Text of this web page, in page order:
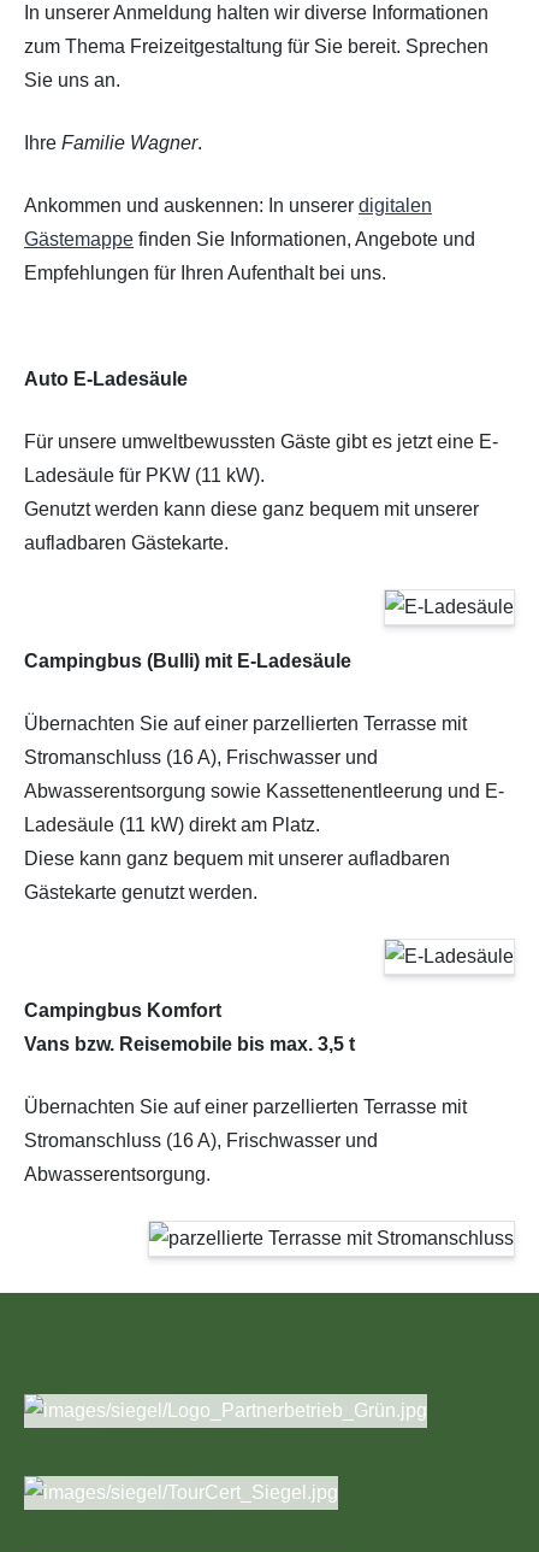
In unserer Anmeldung halten wir diverse Informationen
zum Thema Freizeitgestaltung für Sie bereit. Sprechen
Sie uns an.
Ihre Familie Wagner.
Ankommen und auskennen: In unserer digitalen
Gästemappe finden Sie Informationen, Angebote und
Empfehlungen für Ihren Aufenthalt bei uns.
Auto E-Ladesäule
Für unsere umweltbewussten Gäste gibt es jetzt eine E-
Ladesäule für PKW (11 kW).
Genutzt werden kann diese ganz bequem mit unserer
aufladbaren Gästekarte.
Campingbus (Bulli) mit E-Ladesäule
Übernachten Sie auf einer parzellierten Terrasse mit
Stromanschluss (16 A), Frischwasser und
Abwasserentsorgung sowie Kassettenentleerung und E-
Ladesäule (11 kW) direkt am Platz.
Diese kann ganz bequem mit unserer aufladbaren
Gästekarte genutzt werden.
Campingbus Komfort
Vans bzw. Reisemobile bis max. 3,5 t
Übernachten Sie auf einer parzellierten Terrasse mit
Stromanschluss (16 A), Frischwasser und
Abwasserentsorgung.